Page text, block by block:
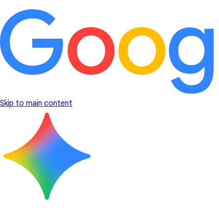
Skip to main content